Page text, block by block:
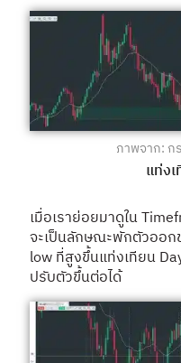
ภาพจาก: ก
แท่ง
เมื่อเราย่อยมาดูใน
จะเป็นลักษณะพักตัวออก
low ที่สูงขึ้นแท่งเทียน
ปรับตัวขึ้นต่อได้